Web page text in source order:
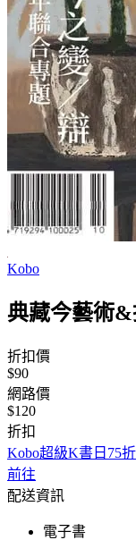
Kobo
典藏今藝術&
折扣價
$90
網路價
$120
折扣
Kobo超級K書日75折
前往
配送資訊
電子書